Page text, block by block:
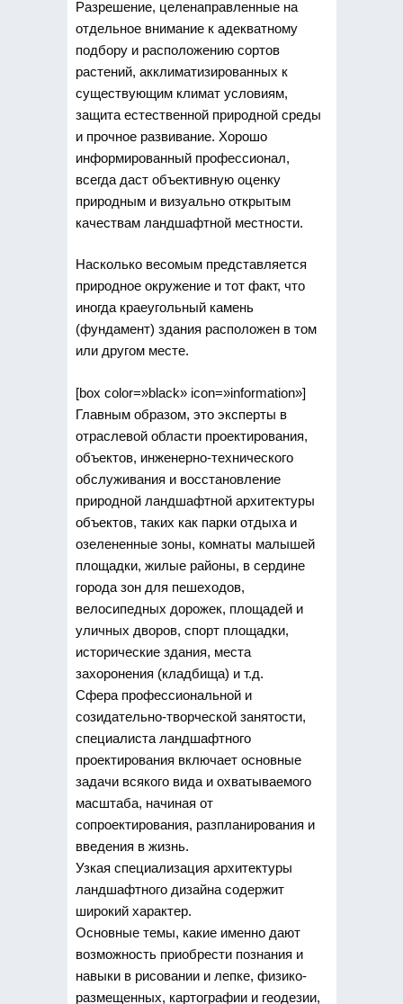
Разрешение, целенаправленные на
отдельное внимание к адекватному
подбору и расположению сортов
растений, акклиматизированных к
существующим климат условиям,
защита естественной природной среды
и прочное развивание. Хорошо
информированный профессионал,
всегда даст объективную оценку
природным и визуально открытым
качествам ландшафтной местности.
Насколько весомым представляется
природное окружение и тот факт, что
иногда краеугольный камень
(фундамент) здания расположен в том
или другом месте.
[box color=»black» icon=»information»]
Главным образом, это эксперты в
отраслевой области проектирования,
объектов, инженерно-технического
обслуживания и восстановление
природной ландшафтной архитектуры
объектов, таких как парки отдыха и
озелененные зоны, комнаты малышей
площадки, жилые районы, в сердине
города зон для пешеходов,
велосипедных дорожек, площадей и
уличных дворов, спорт площадки,
исторические здания, места
захоронения (кладбища) и т.д.
Сфера профессиональной и
созидательно-творческой занятости,
специалиста ландшафтного
проектирования включает основные
задачи всякого вида и охватываемого
масштаба, начиная от
сопроектирования, разпланирования и
введения в жизнь.
Узкая специализация архитектуры
ландшафтного дизайна содержит
широкий характер.
Основные темы, какие именно дают
возможность приобрести познания и
навыки в рисовании и лепке, физико-
размещенных, картографии и геодезии,